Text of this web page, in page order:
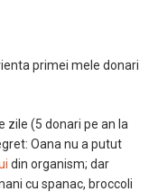
primei mele donari
zile (5 donari pe an la
Oana nu a putut
din organism; dar
cu spanac, broccoli